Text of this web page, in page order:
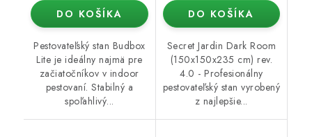
DO KOŠÍKA
Pestovateľský stan Budbox
Lite je ideálny najmä pre
začiatočníkov v indoor
pestovaní. Stabilný a
spoľahlivý...
DO KOŠÍKA
Secret Jardin Dark Room
(150x150x235 cm) rev.
4.0 - Profesionálny
pestovateľský stan vyrobený
z najlepšie...